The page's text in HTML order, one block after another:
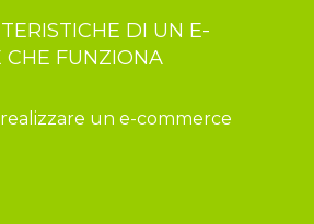
DI UN E-
CHE FUNZIONA
un e-commerce